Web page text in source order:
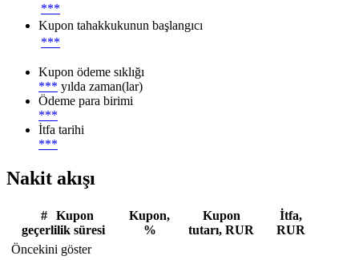
***
Kupon tahakkukunun başlangıcı
***
Kupon ödeme sıklığı
*** yılda zaman(lar)
Ödeme para birimi
***
İtfa tarihi
***
Nakit akışı
#
Kupon
geçerlilik süresi
Kupon,
%
Kupon
tutarı, RUR
İtfa,
RUR
Öncekini göster